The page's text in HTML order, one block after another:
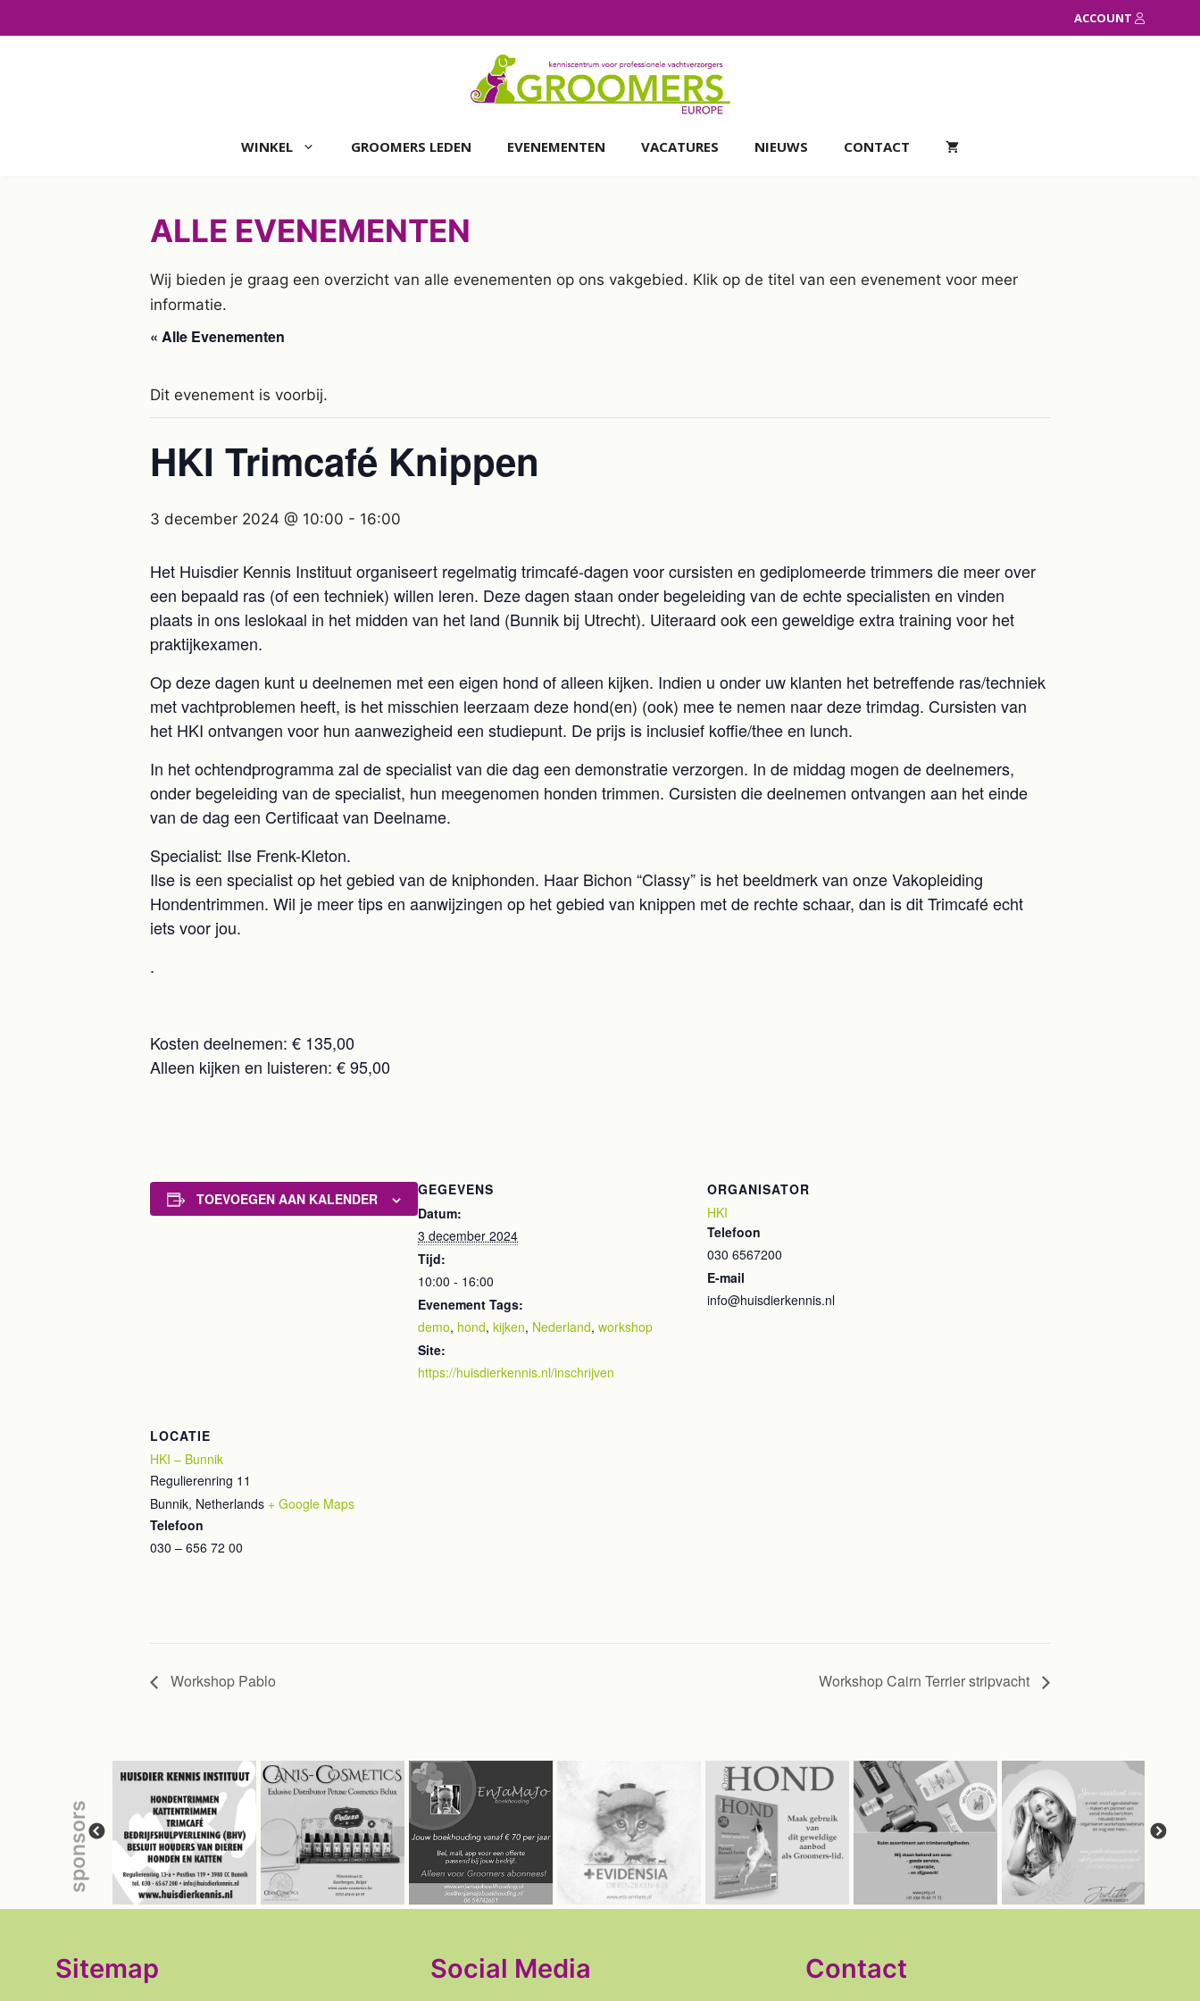
naar
ACCOUNT
WINKEL GROOMERS LEDEN EVENEMENTEN VACATURES NIEUWS CONTACT
ALLE EVENEMENTEN
Wij bieden je graag een overzicht van alle evenementen op ons vakgebied. Klik op de titel van een evenement voor meer
informatie.
« Alle Evenementen
Dit evenement is voorbij.
HKI Trimcafé Knippen
3 december 2024 @ 10:00 - 16:00
Het Huisdier Kennis Instituut organiseert regelmatig trimcafé-dagen voor cursisten en gediplomeerde trimmers die meer over
een bepaald ras (of een techniek) willen leren. Deze dagen staan onder begeleiding van de echte specialisten en vinden
plaats in ons leslokaal in het midden van het land (Bunnik bij Utrecht). Uiteraard ook een geweldige extra training voor het
praktijkexamen.
Op deze dagen kunt u deelnemen met een eigen hond of alleen kijken. Indien u onder uw klanten het betreffende ras/techniek
met vachtproblemen heeft, is het misschien leerzaam deze hond(en) (ook) mee te nemen naar deze trimdag. Cursisten van
het HKI ontvangen voor hun aanwezigheid een studiepunt. De prijs is inclusief koffie/thee en lunch.
In het ochtendprogramma zal de specialist van die dag een demonstratie verzorgen. In de middag mogen de deelnemers,
onder begeleiding van de specialist, hun meegenomen honden trimmen. Cursisten die deelnemen ontvangen aan het einde
van de dag een Certificaat van Deelname.
Specialist: Ilse Frenk-Kleton.
Ilse is een specialist op het gebied van de kniphonden. Haar Bichon “Classy” is het beeldmerk van onze Vakopleiding
Hondentrimmen. Wil je meer tips en aanwijzingen op het gebied van knippen met de rechte schaar, dan is dit Trimcafé echt
iets voor jou.
.
Kosten deelnemen: € 135,00
Alleen kijken en luisteren: € 95,00
TOEVOEGEN AAN KALENDER
GEGEVENS
Datum:
3 december 2024
Tijd:
10:00 - 16:00
Evenement Tags:
demo, hond, kijken, Nederland, workshop
Site:
https://huisdierkennis.nl/inschrijven
ORGANISATOR
HKI
Telefoon
030 6567200
E-mail
info@huisdierkennis.nl
LOCATIE
HKI – Bunnik
Regulierenring 11
Bunnik, Netherlands + Google Maps
Telefoon
030 – 656 72 00
Workshop Pablo Workshop Cairn Terrier stripvacht
sponsors
Sitemap Social Media Contact